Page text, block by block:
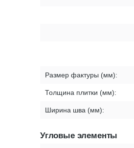
Размер фактуры (мм):
Толщина плитки (мм):
Ширина шва (мм):
Угловые элементы